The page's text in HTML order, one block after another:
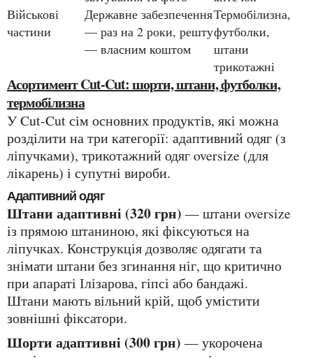
Військові
частини
Державне забезпечення
— раз на 2 роки, решту
— власним коштом
Термобілизна,
футболки,
штани
трикотажні
Асортимент Cut-Cut: шорти, штани, футболки,
термобілизна
У Cut-Cut сім основних продуктів, які можна
розділити на три категорії: адаптивний одяг (з
ліпучками), трикотажний одяг oversize (для
лікарень) і супутні вироби.
Адаптивний одяг
Штани адаптивні (320 грн) — штани oversize
із прямою штаниною, які фіксуються на
ліпучках. Конструкція дозволяє одягати та
знімати штани без згинання ніг, що критично
при апараті Ілізарова, гіпсі або бандажі.
Штани мають вільний крій, щоб умістити
зовнішні фіксатори.
Шорти адаптивні (300 грн) — укорочена